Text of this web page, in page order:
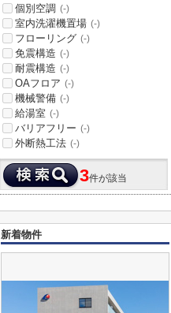
個別空調 (-)
室内洗濯機置場 (-)
フローリング (-)
免震構造 (-)
耐震構造 (-)
OAフロア (-)
機械警備 (-)
給湯室 (-)
バリアフリー (-)
外断熱工法 (-)
3件が該当
新着物件